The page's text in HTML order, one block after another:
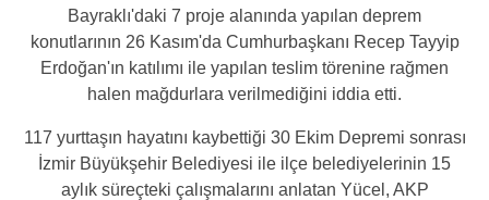
Bayraklı'daki 7 proje alanında yapılan deprem
konutlarının 26 Kasım'da Cumhurbaşkanı Recep Tayyip
Erdoğan'ın katılımı ile yapılan teslim törenine rağmen
halen mağdurlara verilmediğini iddia etti.
117 yurttaşın hayatını kaybettiği 30 Ekim Depremi sonrası
İzmir Büyükşehir Belediyesi ile ilçe belediyelerinin 15
aylık süreçteki çalışmalarını anlatan Yücel, AKP